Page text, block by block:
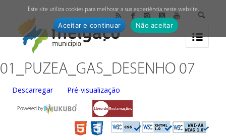
01_PUZEA_GAS_DESENHO 07
Descarregar Pré-visualização
Powered by
Este site utiliza cookies para melhorar a sua experiência neste website.
Aceitar e continuar Não aceitar